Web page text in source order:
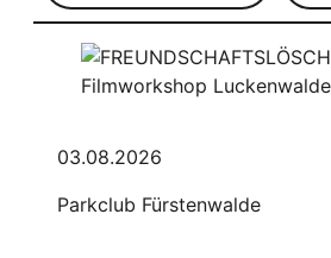
03.08.2026
Parkclub Fürstenwalde